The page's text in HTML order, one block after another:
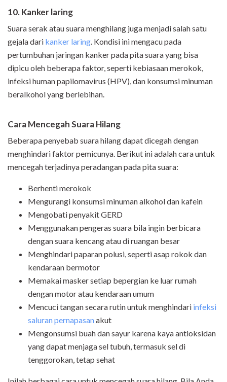
10. Kanker laring
Suara serak atau suara menghilang juga menjadi salah satu
gejala dari kanker laring. Kondisi ini mengacu pada
pertumbuhan jaringan kanker pada pita suara yang bisa
dipicu oleh beberapa faktor, seperti kebiasaan merokok,
infeksi human papilomavirus (HPV), dan konsumsi minuman
beralkohol yang berlebihan.
Cara Mencegah Suara Hilang
Beberapa penyebab suara hilang dapat dicegah dengan
menghindari faktor pemicunya. Berikut ini adalah cara untuk
mencegah terjadinya peradangan pada pita suara:
Berhenti merokok
Mengurangi konsumsi minuman alkohol dan kafein
Mengobati penyakit GERD
Menggunakan pengeras suara bila ingin berbicara
dengan suara kencang atau di ruangan besar
Menghindari paparan polusi, seperti asap rokok dan
kendaraan bermotor
Memakai masker setiap bepergian ke luar rumah
dengan motor atau kendaraan umum
Mencuci tangan secara rutin untuk menghindari infeksi
saluran pernapasanakut
Mengonsumsi buah dan sayur karena kaya antioksidan
yang dapat menjaga sel tubuh, termasuk sel di
tenggorokan, tetap sehat